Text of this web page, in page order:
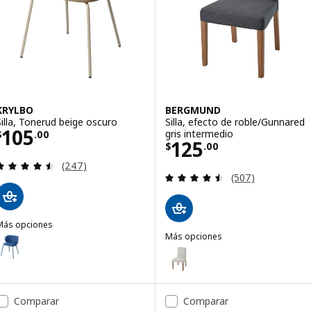
Tonerud beige oscuro
105.00 $ 105.00
Evaluación: 4.5 de 5 estrellas. Evaluaciones
(247)
opciones
KRYLBO, Silla, Tonerud azul
BERGMUND
Silla, efecto de roble/Gunnared
gris intermedio
$125.00
Precio $ 125.00
Evaluación:
(507)
Más opciones
BERGMUND
Opción: BERGMUND, Silla,
Comparar Comparar